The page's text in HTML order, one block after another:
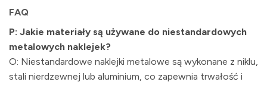
FAQ
P: Jakie materiały są używane do niestandardowych
metalowych naklejek?
O: Niestandardowe naklejki metalowe są wykonane z niklu,
stali nierdzewnej lub aluminium, co zapewnia trwałość i